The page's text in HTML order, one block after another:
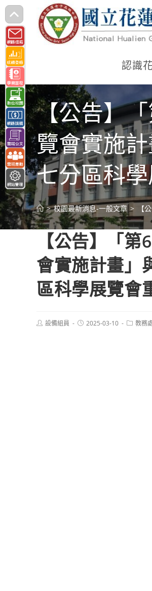
跳
轉
至
主
要
內
容
認識
【公告】
覽會實施
七分區科
> 校園最新消息-一般文章 > 【
【公告】「
會實施計畫」
區科學展覽會
Post設備組員
Post2025-03-10
Post教務